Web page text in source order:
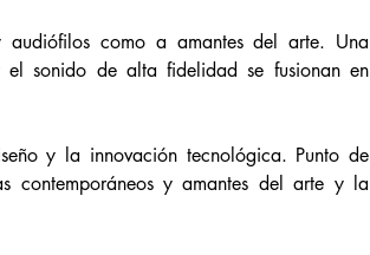
como a amantes del arte. Una
el sonido de alta fidelidad se fusionan en
y la innovación tecnológica. Punto de
contemporáneos y amantes del arte y la